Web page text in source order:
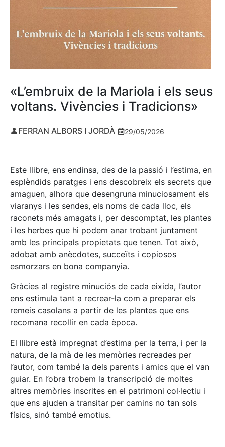
«L’embruix de la Mariola i els seus
voltans. Vivències i Tradicions»
FERRAN ALBORS I JORDÀ 29/05/2026
Este llibre, ens endinsa, des de la passió i l’estima, en
esplèndids paratges i ens descobreix els secrets que
amaguen, alhora que desengruna minuciosament els
viaranys i les sendes, els noms de cada lloc, els
raconets més amagats i, per descomptat, les plantes
i les herbes que hi podem anar trobant juntament
amb les principals propietats que tenen. Tot això,
adobat amb anècdotes, succeïts i copiosos
esmorzars en bona companyia.
Gràcies al registre minuciós de cada eixida, l’autor
ens estimula tant a recrear-la com a preparar els
remeis casolans a partir de les plantes que ens
recomana recollir en cada època.
El llibre està impregnat d’estima per la terra, i per la
natura, de la mà de les memòries recreades per
l’autor, com també la dels parents i amics que el van
guiar. En l’obra trobem la transcripció de moltes
altres memòries inscrites en el patrimoni col·lectiu i
que ens ajuden a transitar per camins no tan sols
físics, sinó també emotius.